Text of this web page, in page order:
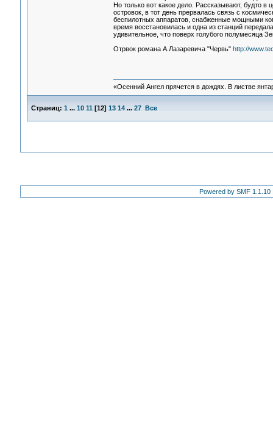
Но только вот какое дело. Рассказывают, будто
островок, в тот день прервалась связь с
беспилотных аппаратов, снабженные мощными
время восстановилась и одна из станций
удивительное, что поверх голубого
Отрвок романа А.Лазаревича "Червь" http://
«Осенний Ангел прячется в дождях. В листве
Страниц: 1 ... 10 11 [12] 13 14 ... 27 Все
Powered by SMF 1.1.10